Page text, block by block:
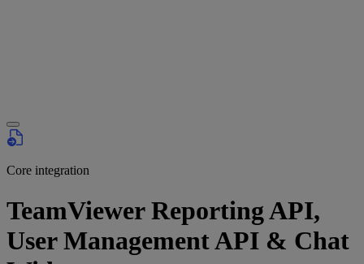
Core integration
TeamViewer Reporting API,
User Management API & Chat